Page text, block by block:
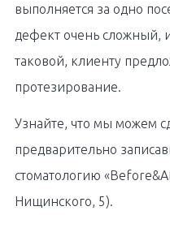
выполняется за одно
дефект очень сложный,
таковой, клиенту
протезирование.
Узнайте, что мы можем
предварительно
стоматологию
Нищинского, 5).